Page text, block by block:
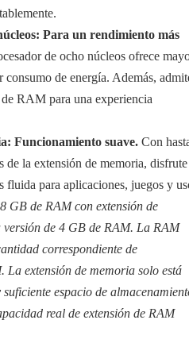
Para un rendimiento más
de ocho núcleos ofrece
de energía. Además,
RAM para una experiencia
Funcionamiento suave. Con
la extensión de memoria, disfrute
fluida para aplicaciones, juegos y
GB de RAM con extensión de
versión de 4 GB de RAM. La RAM
correspondiente de
La extensión de memoria solo está
espacio de
real de extensión de RAM